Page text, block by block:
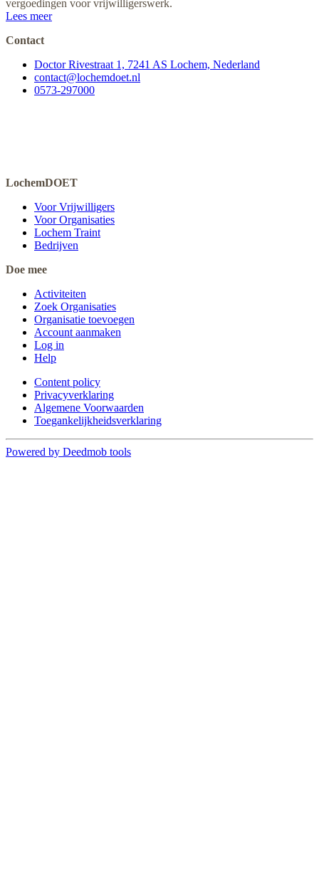
vergoedingen voor vrijwilligerswerk.
Lees meer
Contact
Doctor Rivestraat 1, 7241 AS Lochem, Nederland
contact@lochemdoet.nl
0573-297000
LochemDOET
Voor Vrijwilligers
Voor Organisaties
Lochem Traint
Bedrijven
Doe mee
Activiteiten
Zoek Organisaties
Organisatie toevoegen
Account aanmaken
Log in
Help
Content policy
Privacyverklaring
Algemene Voorwaarden
Toegankelijkheidsverklaring
Powered by Deedmob tools